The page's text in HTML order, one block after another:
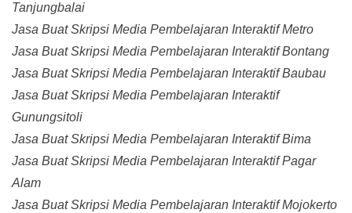
Tanjungbalai
Jasa Buat Skripsi Media Pembelajaran Interaktif Metro
Jasa Buat Skripsi Media Pembelajaran Interaktif Bontang
Jasa Buat Skripsi Media Pembelajaran Interaktif Baubau
Jasa Buat Skripsi Media Pembelajaran Interaktif
Gunungsitoli
Jasa Buat Skripsi Media Pembelajaran Interaktif Bima
Jasa Buat Skripsi Media Pembelajaran Interaktif Pagar
Alam
Jasa Buat Skripsi Media Pembelajaran Interaktif Mojokerto